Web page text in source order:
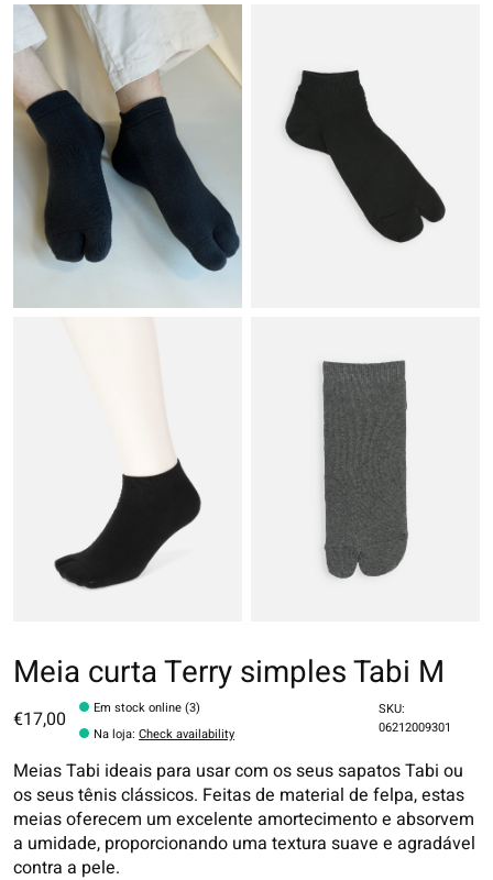
Meia curta Terry simples Tabi M
€17,00
Em stock online (3)
Na loja:Check availability
SKU:
06212009301
Meias Tabi ideais para usar com os seus sapatos Tabi ou
os seus tênis clássicos. Feitas de material de felpa, estas
meias oferecem um excelente amortecimento e absorvem
a umidade, proporcionando uma textura suave e agradável
contra a pele.